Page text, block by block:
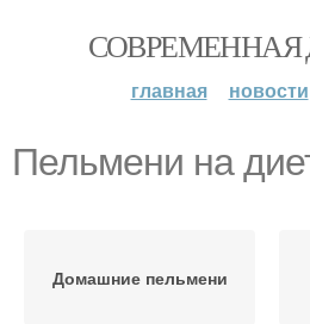
главная новости
Пельмени на
Домашние пельмени